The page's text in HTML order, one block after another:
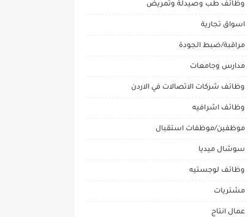
وظائف طب وصيدلة وتمريض
اسواق تجارية
مراقبة/ضبط الجودة
مدارس وجامعات
وظائف شركات الاتصالات في الاردن
وظائف اشرافيه
موظفين/موظفات استقبال
سوشال ميديا
وظائف لوجستيه
مشتريات
عمال انتاج